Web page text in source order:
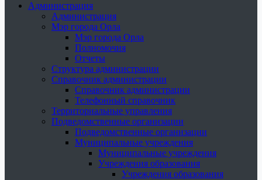
Администрация
Администрация
Мэр города Орла
Мэр города Орла
Полномочия
Отчеты
Структура администрации
Справочник администрации
Справочник администрации
Телефонный справочник
Территориальные управления
Подведомственные организации
Подведомственные организации
Муниципальные учреждения
Муниципальные учреждения
Учреждения образования
Учреждения образования